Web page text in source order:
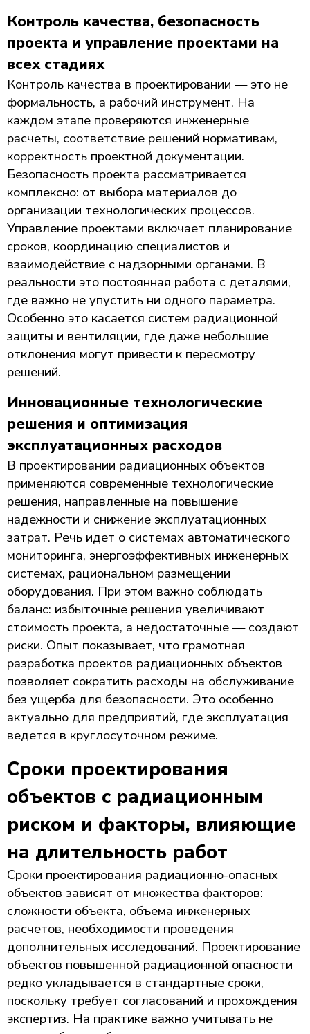
Контроль качества, безопасность
проекта и управление проектами на
всех стадиях
Контроль качества в проектировании — это не
формальность, а рабочий инструмент. На
каждом этапе проверяются инженерные
расчеты, соответствие решений нормативам,
корректность проектной документации.
Безопасность проекта рассматривается
комплексно: от выбора материалов до
организации технологических процессов.
Управление проектами включает планирование
сроков, координацию специалистов и
взаимодействие с надзорными органами. В
реальности это постоянная работа с деталями,
где важно не упустить ни одного параметра.
Особенно это касается систем радиационной
защиты и вентиляции, где даже небольшие
отклонения могут привести к пересмотру
решений.
Инновационные технологические
решения и оптимизация
эксплуатационных расходов
В проектировании радиационных объектов
применяются современные технологические
решения, направленные на повышение
надежности и снижение эксплуатационных
затрат. Речь идет о системах автоматического
мониторинга, энергоэффективных инженерных
системах, рациональном размещении
оборудования. При этом важно соблюдать
баланс: избыточные решения увеличивают
стоимость проекта, а недостаточные — создают
риски. Опыт показывает, что грамотная
разработка проектов радиационных объектов
позволяет сократить расходы на обслуживание
без ущерба для безопасности. Это особенно
актуально для предприятий, где эксплуатация
ведется в круглосуточном режиме.
Сроки проектирования
объектов с радиационным
риском и факторы, влияющие
на длительность работ
Сроки проектирования радиационно-опасных
объектов зависят от множества факторов:
сложности объекта, объема инженерных
расчетов, необходимости проведения
дополнительных исследований. Проектирование
объектов повышенной радиационной опасности
редко укладывается в стандартные сроки,
поскольку требует согласований и прохождения
экспертиз. На практике важно учитывать не